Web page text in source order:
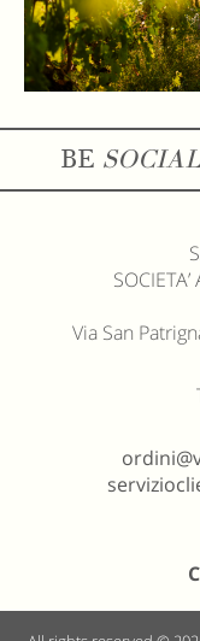
BE SOCIAL
Via San